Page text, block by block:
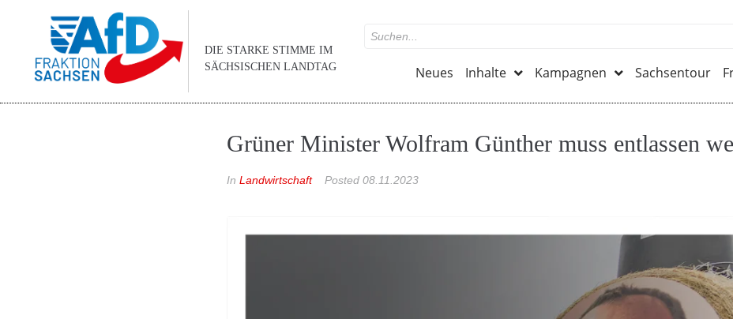
DIE STARKE STIMME IM
SÄCHSISCHEN LANDTAG
Neues Inhalte Kampagnen Sachsentour
Grüner Minister Wolfram Günther muss entlassen
In Landwirtschaft Posted 08.11.2023